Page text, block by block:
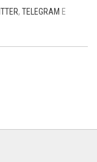
, TELEGRAM E